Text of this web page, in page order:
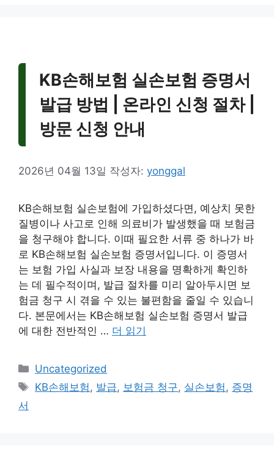
KB손해보험 실손보험 증명서
발급 방법 | 온라인 신청 절차 |
방문 신청 안내
2026년 04월 13일 작성자: yonggal
KB손해보험 실손보험에 가입하셨다면, 예상치 못한
질병이나 사고로 인해 의료비가 발생했을 때 보험금
을 청구해야 합니다. 이때 필요한 서류 중 하나가 바
로 KB손해보험 실손보험 증명서입니다. 이 증명서
는 보험 가입 사실과 보장 내용을 명확하게 확인하
는 데 필수적이며, 발급 절차를 미리 알아두시면 보
험금 청구 시 겪을 수 있는 불편함을 줄일 수 있습니
다. 본문에서는 KB손해보험 실손보험 증명서 발급
에 대한 전반적인 … 더 읽기
카
테
Uncategorized
태
KB손해보험, 발급, 보험금 청구, 실손보험, 증명
서